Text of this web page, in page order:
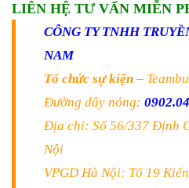
LIÊN HỆ TƯ VẤN MIỄN
CÔNG TY TNHH
NAM
Tổ chức sự kiện –
Đường dây nóng:
Địa chỉ: Số 56/337 Định
Nội
VPGD Hà Nội: Tổ 19